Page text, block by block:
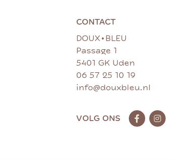
CONTACT
DOUX • BLEU
Passage 1
5401 GK Uden
06 57 25 10 19
info@douxbleu.nl
VOLG ONS